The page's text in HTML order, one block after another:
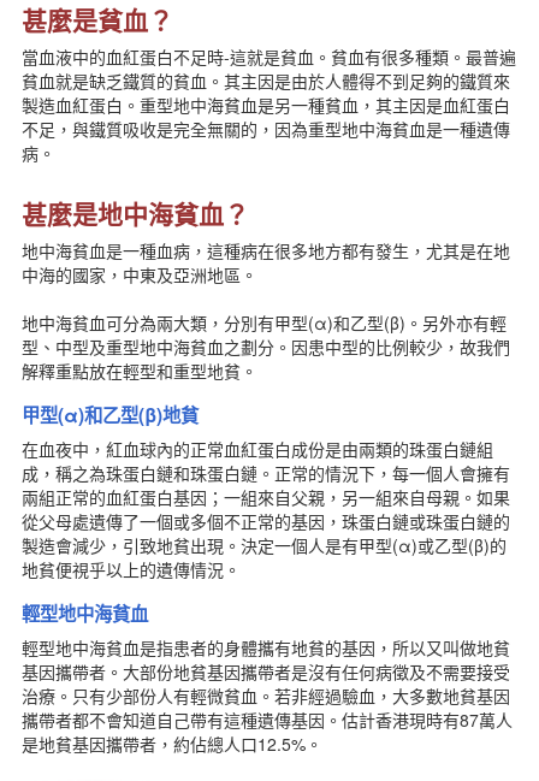
甚麼是貧血？
當血液中的血紅蛋白不足時-這就是貧血。貧血有很多種類。最普遍
貧血就是缺乏鐵質的貧血。其主因是由於人體得不到足夠的鐵質來
製造血紅蛋白。重型地中海貧血是另一種貧血，其主因是血紅蛋白
不足，與鐵質吸收是完全無關的，因為重型地中海貧血是一種遺傳
病。
甚麼是地中海貧血？
地中海貧血是一種血病，這種病在很多地方都有發生，尤其是在地
中海的國家，中東及亞洲地區。
地中海貧血可分為兩大類，分別有甲型(α)和乙型(β)。另外亦有輕
型、中型及重型地中海貧血之劃分。因患中型的比例較少，故我們
解釋重點放在輕型和重型地貧。
甲型(α)和乙型(β)地貧
在血夜中，紅血球內的正常血紅蛋白成份是由兩類的珠蛋白鏈組
成，稱之為珠蛋白鏈和珠蛋白鏈。正常的情況下，每一個人會擁有
兩組正常的血紅蛋白基因；一組來自父親，另一組來自母親。如果
從父母處遺傳了一個或多個不正常的基因，珠蛋白鏈或珠蛋白鏈的
製造會減少，引致地貧出現。決定一個人是有甲型(α)或乙型(β)的
地貧便視乎以上的遺傳情況。
輕型地中海貧血
輕型地中海貧血是指患者的身體攜有地貧的基因，所以又叫做地貧
基因攜帶者。大部份地貧基因攜帶者是沒有任何病徵及不需要接受
治療。只有少部份人有輕微貧血。若非經過驗血，大多數地貧基因
攜帶者都不會知道自己帶有這種遺傳基因。估計香港現時有87萬人
是地貧基因攜帶者，約佔總人口12.5%。